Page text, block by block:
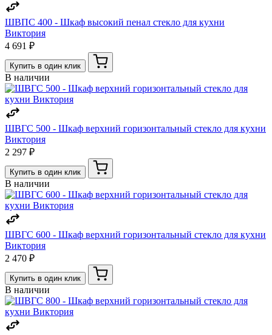
ШВПС 400 - Шкаф высокий пенал стекло для кухни
Виктория
4 691 ₽
Купить в один клик
В наличии
ШВГС 500 - Шкаф верхний горизонтальный стекло для кухни
Виктория
2 297 ₽
Купить в один клик
В наличии
ШВГС 600 - Шкаф верхний горизонтальный стекло для кухни
Виктория
2 470 ₽
Купить в один клик
В наличии